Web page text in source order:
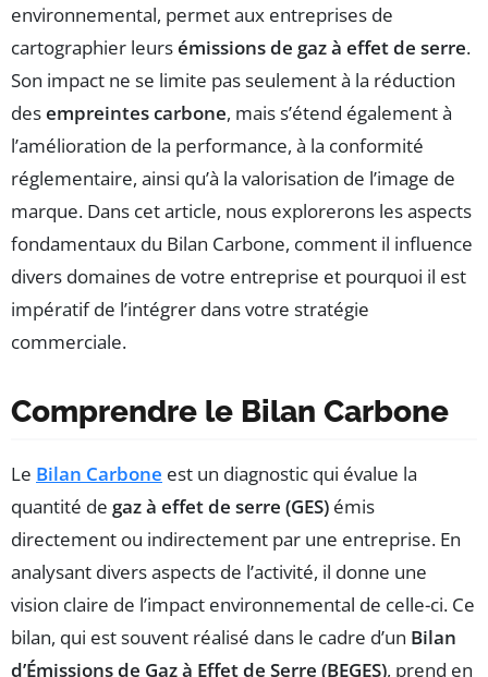
environnemental, permet aux entreprises de
cartographier leursémissions de gaz à effet de serre.
Son impact ne se limite pas seulement à la réduction
desempreintes carbone, mais s’étend également à
l’amélioration de la performance, à la conformité
réglementaire, ainsi qu’à la valorisation de l’image de
marque. Dans cet article, nous explorerons les aspects
fondamentaux du Bilan Carbone, comment il influence
divers domaines de votre entreprise et pourquoi il est
impératif de l’intégrer dans votre stratégie
commerciale.
Comprendre le Bilan Carbone
Le Bilan Carbone est un diagnostic qui évalue la
quantité de gaz à effet de serre (GES) émis
directement ou indirectement par une entreprise. En
analysant divers aspects de l’activité, il donne une
vision claire de l’impact environnemental de celle-ci. Ce
bilan, qui est souvent réalisé dans le cadre d’un Bilan
d’Émissions de Gaz à Effet de Serre (BEGES), prend en